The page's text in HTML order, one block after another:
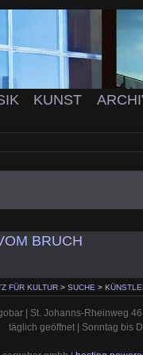
KUNST
BRUCH
FÜR KULTUR > SUCHE >
| St. Johanns-Rheinweg
täglich geöffnet | Sonntag bis